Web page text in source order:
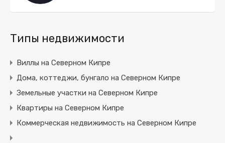
Типы недвижимости
Виллы на Северном Кипре
Дома, коттеджи, бунгало на Северном Кипре
Земельные участки на Северном Кипре
Квартиры на Северном Кипре
Коммерческая недвижимость на Северном Кипре